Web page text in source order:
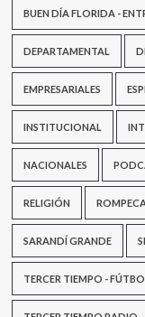
BUEN DÍA FLORIDA -
DEPARTAMENTAL
EMPRESARIALES
INSTITUCIONAL
NACIONALES
RELIGIÓN
SARANDÍ GRANDE
TERCER TIEMPO -